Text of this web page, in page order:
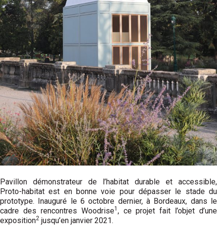
Pavillon démonstrateur de l’habitat durable et accessible,
Proto-habitat est en bonne voie pour dépasser le stade du
prototype. Inauguré le 6 octobre dernier, à Bordeaux, dans le
cadre des rencontres Woodrise1 , ce projet fait l’objet d’une
exposition2 jusqu’en janvier 2021.